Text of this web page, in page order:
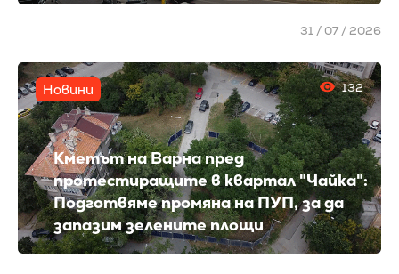
31 / 07 / 2026
Кметът на Варна пред
протестиращите в квартал "Чайка":
Подготвяме промяна на ПУП, за да
запазим зелените площи
Новини 132